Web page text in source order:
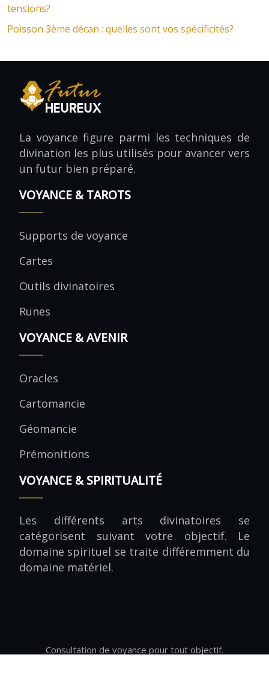
tensions?
Poisson 3ème décan : quelles sont vos spécificités?
La voyance figure parmi les techniques de
divination les plus utilisés pour avancer vers
un futur bien préparé.
VOYANCE & TAROTS
Supports de voyance
Cartes
Outils divinatoires
Runes
VOYANCE & AVENIR
Oracles
Cartomancie
Géomancie
Prémonitions
VOYANCE & SPIRITUALITÉ
Les différents arts divinatoires se
catégorisent suivant votre objectif. Le
domaine spirituel se traite différemment du
domaine matériel.
Consultation de voyance pour tout objectif.